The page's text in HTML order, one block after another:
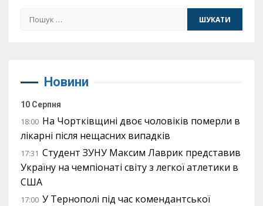
Пошук:
Новини
10 Серпня
18:00 На Чортківщині двоє чоловіків померли в
лікарні після нещасних випадків
17:31 Студент ЗУНУ Максим Лаврик представив
Україну на чемпіонаті світу з легкої атлетики в
США
17:00 У Тернополі під час комендантської